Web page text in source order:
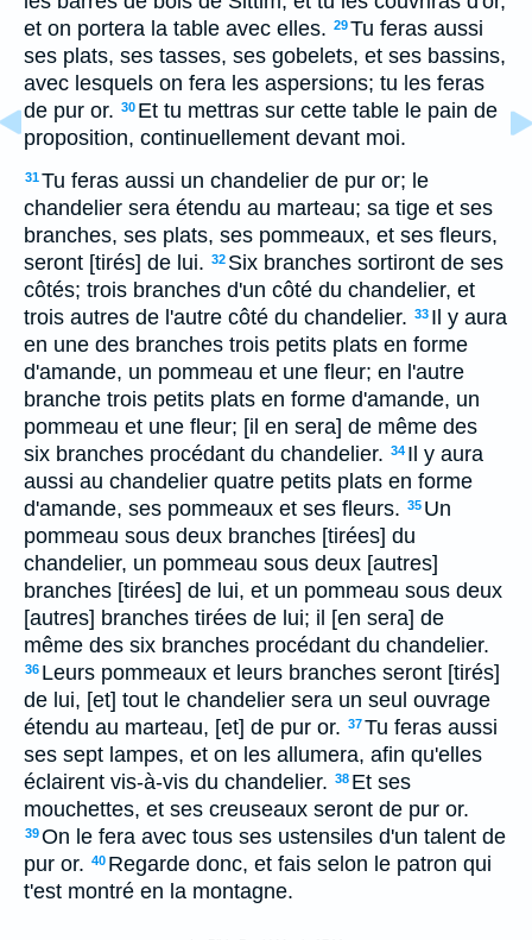
et on portera la table avec elles. 29Tu feras aussi
ses plats, ses tasses, ses gobelets, et ses bassins,
avec lesquels on fera les aspersions; tu les feras
de pur or. 30 Et tu mettras sur cette table le pain de
proposition, continuellement devant moi.
31Tu feras aussi un chandelier de pur or; le
chandelier sera étendu au marteau; sa tige et ses
branches, ses plats, ses pommeaux, et ses fleurs,
seront [tirés] de lui. 32 Six branches sortiront de ses
côtés; trois branches d'un côté du chandelier, et
trois autres de l'autre côté du chandelier. 33 Il y aura
en une des branches trois petits plats en forme
d'amande, un pommeau et une fleur; en l'autre
branche trois petits plats en forme d'amande, un
pommeau et une fleur; [il en sera] de même des
six branches procédant du chandelier. 34 Il y aura
aussi au chandelier quatre petits plats en forme
d'amande, ses pommeaux et ses fleurs. 35 Un
pommeau sous deux branches [tirées] du
chandelier, un pommeau sous deux [autres]
branches [tirées] de lui, et un pommeau sous deux
[autres] branches tirées de lui; il [en sera] de
même des six branches procédant du chandelier.
36 Leurs pommeaux et leurs branches seront [tirés]
de lui, [et] tout le chandelier sera un seul ouvrage
étendu au marteau, [et] de pur or. 37Tu feras aussi
ses sept lampes, et on les allumera, afin qu'elles
éclairent vis-à-vis du chandelier. 38 Et ses
mouchettes, et ses creuseaux seront de pur or.
39On le fera avec tous ses ustensiles d'un talent de
pur or. 40 Regarde donc, et fais selon le patron qui
t'est montré en la montagne.